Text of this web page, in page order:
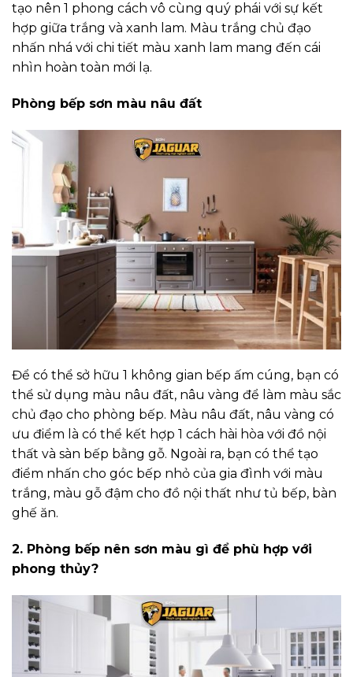
tạo nên 1 phong cách vô cùng quý phái với sự kết
hợp giữa trắng và xanh lam. Màu trắng chủ đạo
nhấn nhá với chi tiết màu xanh lam mang đến cái
nhìn hoàn toàn mới lạ.
Phòng bếp sơn màu nâu đất
Để có thể sở hữu 1 không gian bếp ấm cúng, bạn có
thể sử dụng màu nâu đất, nâu vàng để làm màu sắc
chủ đạo cho phòng bếp. Màu nâu đất, nâu vàng có
ưu điểm là có thể kết hợp 1 cách hài hòa với đồ nội
thất và sàn bếp bằng gỗ. Ngoài ra, bạn có thể tạo
điểm nhấn cho góc bếp nhỏ của gia đình với màu
trắng, màu gỗ đậm cho đồ nội thất như tủ bếp, bàn
ghế ăn.
2. Phòng bếp nên sơn màu gì để phù hợp với
phong thủy?